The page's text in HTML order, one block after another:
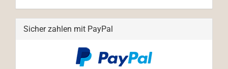
Sicher zahlen mit PayPal